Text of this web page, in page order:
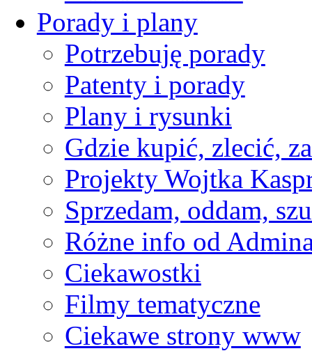
Porady i plany
Potrzebuję porady
Patenty i porady
Plany i rysunki
Gdzie kupić, zlecić,
Projekty Wojtka
Sprzedam, oddam,
Różne info od
Ciekawostki
Filmy tematyczne
Ciekawe strony www